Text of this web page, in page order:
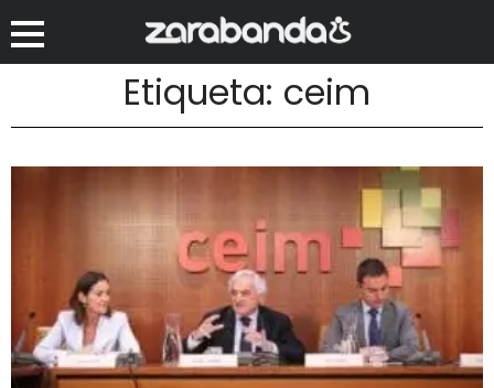
Etiqueta: ceim